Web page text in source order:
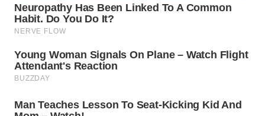
WN
MALUT
WN
DAIRI
DANAU